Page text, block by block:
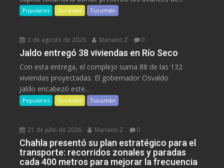
Populares Sociedad Tucumán
3 de agosto de 2026 Mariano Z 0
Jaldo entregó 38 viviendas en Río Seco
Con esta entrega, el complejo suma 88 de las 132
viviendas proyectadas. El gobernador Osvaldo
Jaldo encabezó este...
Populares Sociedad Tucumán
31 de julio de 2026 Mariano Z 0
Chahla presentó su plan estratégico para el
transporte: recorridos zonales y paradas
cada 400 metros para mejorar la frecuencia